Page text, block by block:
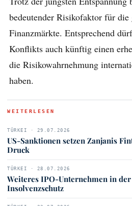
bedeutender Risikofaktor für
Finanzmärkte. Entsprechend
Konflikts auch künftig einen
die Risikowahrnehmung
haben.
WEITERLESEN
TÜRKEI · 29.07.2026
US-Sanktionen setzen Zanjanis
Druck
TÜRKEI · 28.07.2026
Weiteres IPO-Unternehmen in
Insolvenzschutz